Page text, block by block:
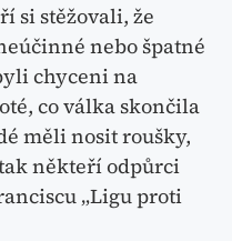
si stěžovali, že
nebo špatné
chyceni na
co válka skončila
měli nosit roušky,
někteří odpůrci
„Ligu proti